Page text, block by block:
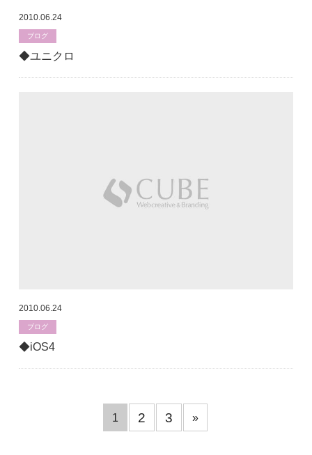
2010.06.24
ブログ
◆ユニクロ
2010.06.24
ブログ
◆iOS4
1 2 3 »